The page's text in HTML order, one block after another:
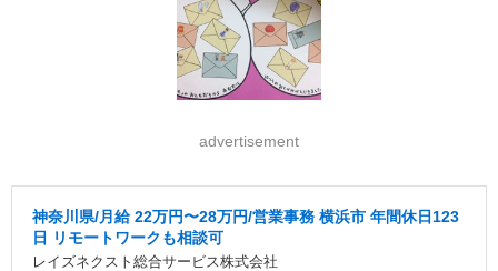
advertisement
神奈川県/月給 22万円〜28万円/営業事務 横浜市 年間休日123
日 リモートワークも相談可
レイズネクスト総合サービス株式会社